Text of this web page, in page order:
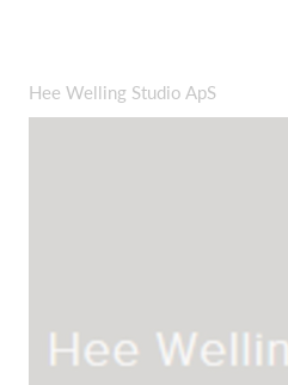
Hee Welling Studio ApS